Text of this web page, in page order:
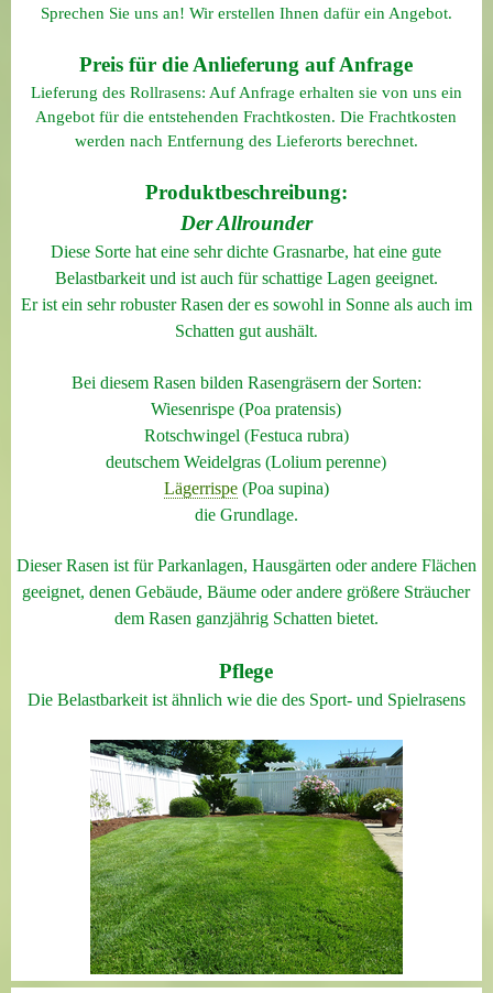
Sprechen Sie uns an! Wir erstellen Ihnen dafür ein Angebot.
Preis für die Anlieferung auf Anfrage
Lieferung des Rollrasens: Auf Anfrage erhalten sie von uns ein
Angebot für die entstehenden Frachtkosten. Die Frachtkosten
werden nach Entfernung des Lieferorts berechnet.
Produktbeschreibung:
Der Allrounder
Diese Sorte hat eine sehr dichte Grasnarbe, hat eine gute
Belastbarkeit und ist auch für schattige Lagen geeignet.
Er ist ein sehr robuster Rasen der es sowohl in Sonne als auch im
Schatten gut aushält.
Bei diesem Rasen bilden Rasengräsern der Sorten:
Wiesenrispe (Poa pratensis)
Rotschwingel (Festuca rubra)
deutschem Weidelgras (Lolium perenne)
Lägerrispe(Poa supina)
die Grundlage.
Dieser Rasen ist für Parkanlagen, Hausgärten oder andere Flächen
geeignet, denen Gebäude, Bäume oder andere größere Sträucher
dem Rasen ganzjährig Schatten bietet.
Pflege
Die Belastbarkeit ist ähnlich wie die des Sport- und Spielrasens